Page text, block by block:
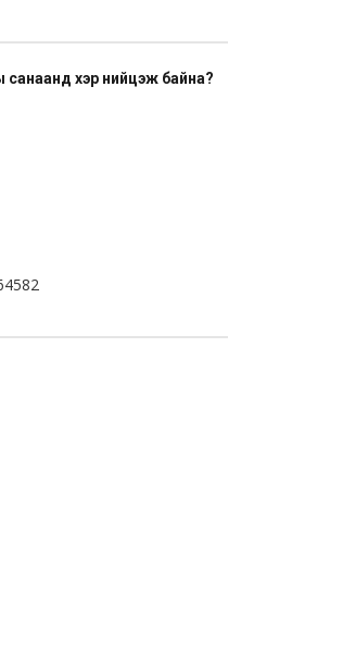
санаанд хэр нийцэж байна?